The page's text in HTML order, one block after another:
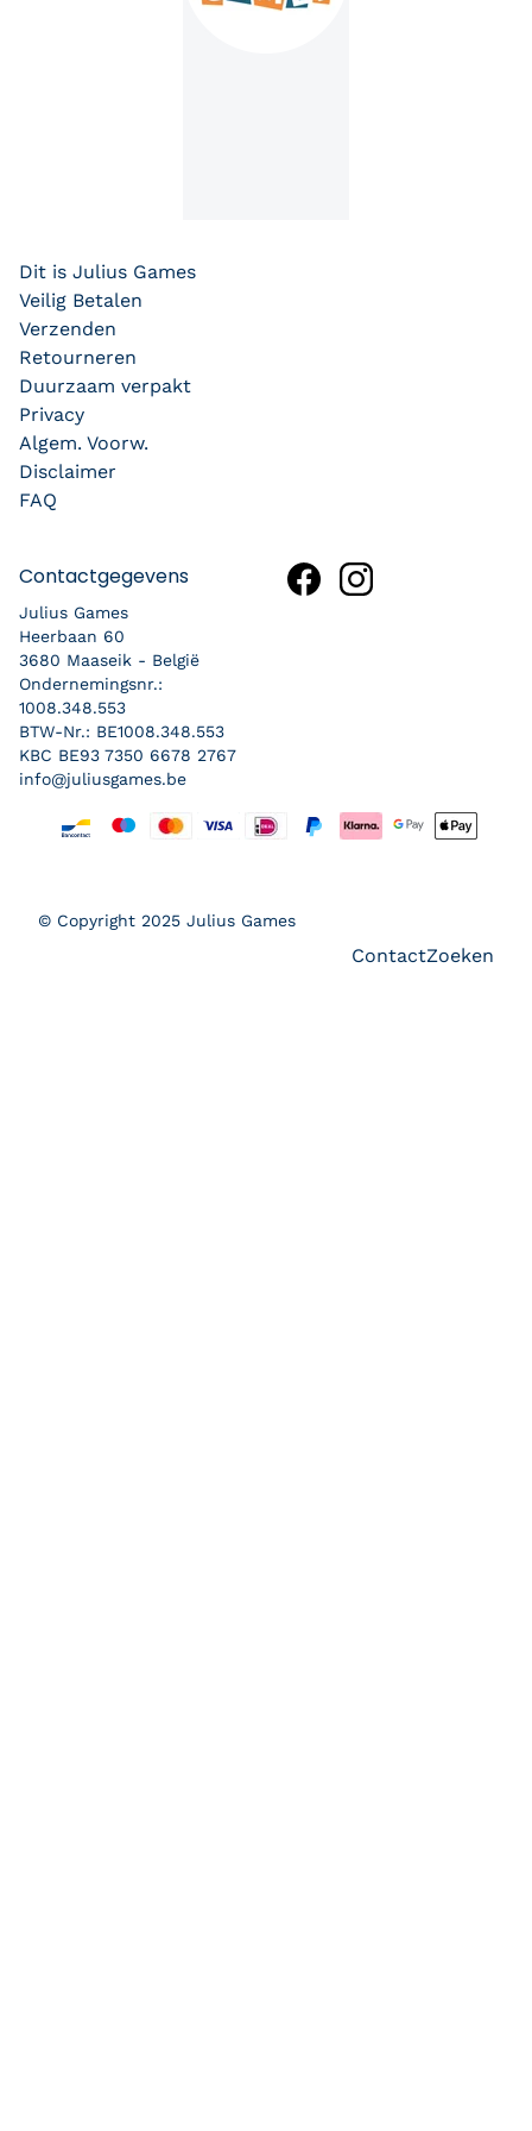
Contactgegevens
Julius Games
Heerbaan 60
3680 Maaseik - België
Ondernemingsnr.:
1008.348.553
BTW-Nr.: BE1008.348.553
KBC BE93 7350 6678 2767
info@juliusgames.be
Betaalmethoden
Dit is Julius Games
Veilig Betalen
Verzenden
Retourneren
Duurzaam verpakt
Privacy
Algem. Voorw.
Disclaimer
FAQ
ContactZoeken
© Copyright 2025 Julius Games